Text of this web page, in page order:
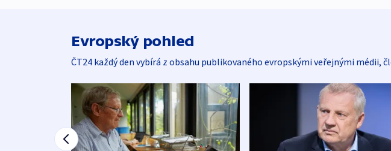
Evropský pohled
ČT24 každý den vybírá z obsahu publikovaného evropskými veřejnými médii,